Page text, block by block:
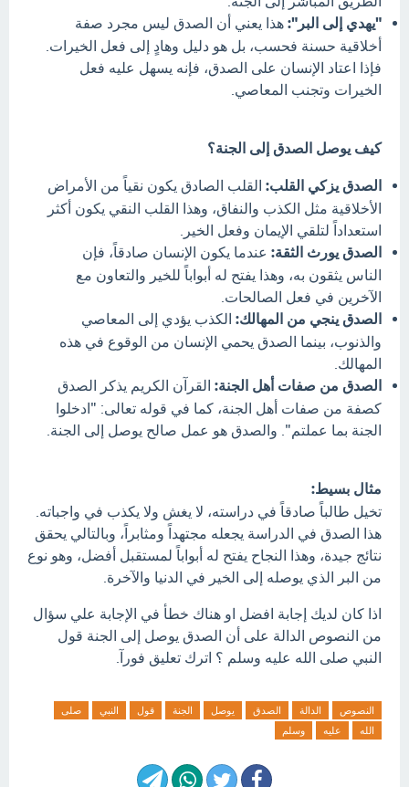
"يهدي إلى البر": هذا يعني أن الصدق ليس مجرد صفة
أخلاقية حسنة فحسب، بل هو دليل وهادٍ إلى فعل الخيرات.
فإذا اعتاد الإنسان على الصدق، فإنه يسهل عليه فعل
الخيرات وتجنب المعاصي.
كيف يوصل الصدق إلى الجنة؟
الصدق يزكي القلب: القلب الصادق يكون نقياً من الأمراض
الأخلاقية مثل الكذب والنفاق، وهذا القلب النقي يكون أكثر
استعداداً لتلقي الإيمان وفعل الخير.
الصدق يورث الثقة: عندما يكون الإنسان صادقاً، فإن
الناس يثقون به، وهذا يفتح له أبواباً للخير والتعاون مع
الآخرين في فعل الصالحات.
الصدق ينجي من المهالك: الكذب يؤدي إلى المعاصي
والذنوب، بينما الصدق يحمي الإنسان من الوقوع في هذه
المهالك.
الصدق من صفات أهل الجنة: القرآن الكريم يذكر الصدق
كصفة من صفات أهل الجنة، كما في قوله تعالى: "ادخلوا
الجنة بما عملتم". والصدق هو عمل صالح يوصل إلى الجنة.
مثال بسيط:
تخيل طالباً صادقاً في دراسته، لا يغش ولا يكذب في واجباته.
هذا الصدق في الدراسة يجعله مجتهداً ومثابراً، وبالتالي يحقق
نتائج جيدة، وهذا النجاح يفتح له أبواباً لمستقبل أفضل، وهو نوع
من البر الذي يوصله إلى الخير في الدنيا والآخرة.
اذا كان لديك إجابة افضل او هناك خطأ في الإجابة علي سؤال
من النصوص الدالة على أن الصدق يوصل إلى الجنة قول
النبي صلى الله عليه وسلم ؟ اترك تعليق فورآ.
النصوص الدالة الصدق يوصل الجنة قول النبي
صلى
الله
عليه وسلم